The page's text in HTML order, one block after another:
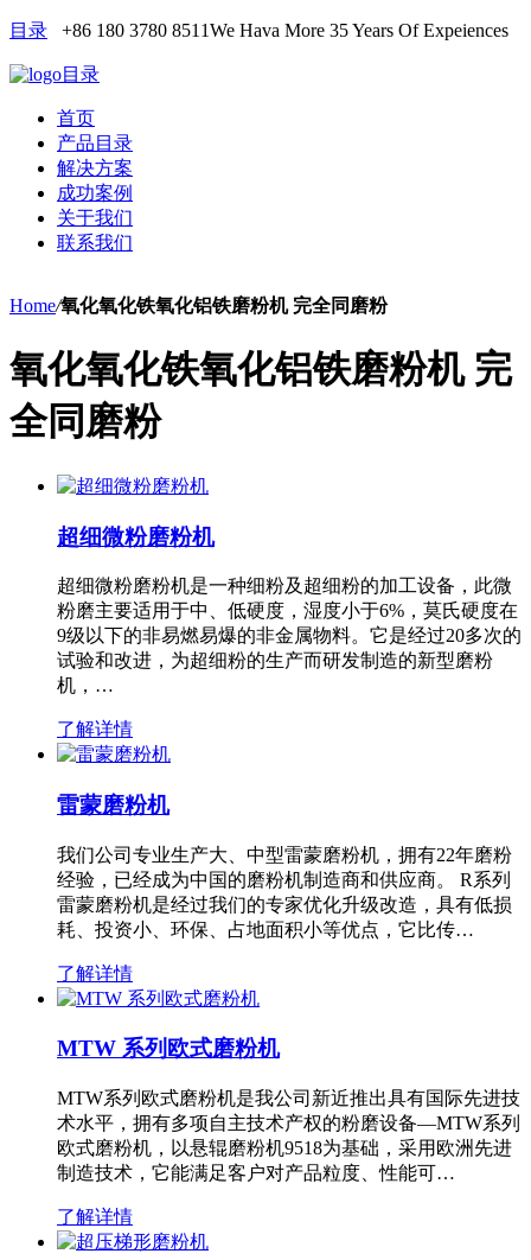
目录 +86 180 3780 8511We Hava More 35 Years Of Expeiences
目录
首页
产品目录
解决方案
成功案例
关于我们
联系我们
Home/氧化氧化铁氧化铝铁磨粉机 完全同磨粉
氧化氧化铁氧化铝铁磨粉机 完
全同磨粉
超细微粉磨粉机
超细微粉磨粉机是一种细粉及超细粉的加工设备，此微
粉磨主要适用于中、低硬度，湿度小于6%，莫氏硬度在
9级以下的非易燃易爆的非金属物料。它是经过20多次的
试验和改进，为超细粉的生产而研发制造的新型磨粉
机，…
了解详情
雷蒙磨粉机
我们公司专业生产大、中型雷蒙磨粉机，拥有22年磨粉
经验，已经成为中国的磨粉机制造商和供应商。 R系列
雷蒙磨粉机是经过我们的专家优化升级改造，具有低损
耗、投资小、环保、占地面积小等优点，它比传…
了解详情
MTW 系列欧式磨粉机
MTW系列欧式磨粉机是我公司新近推出具有国际先进技
术水平，拥有多项自主技术产权的粉磨设备—MTW系列
欧式磨粉机，以悬辊磨粉机9518为基础，采用欧洲先进
制造技术，它能满足客户对产品粒度、性能可…
了解详情